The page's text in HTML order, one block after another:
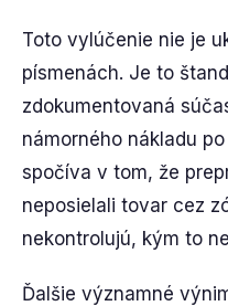
Toto vylúčenie nie je
písmenách. Je to
zdokumentovaná
námorného nákladu
spočíva v tom, že
neposielali tovar cez
nekontrolujú, kým to
Ďalšie významné